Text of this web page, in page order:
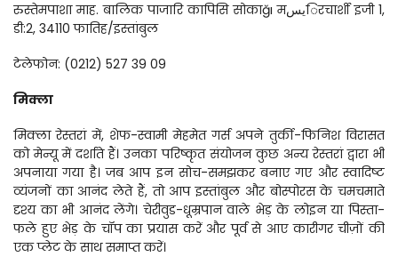
रुस्तेमपाशा माह. बालिक पाजारि कापिसि सोकाğı मيسिरचार्शी इजी 1,
डी:2, 34110 फातिह/इस्तांबुल
टेलेफोन: (0212) 527 39 09
मिक्ला
मिक्ला रेस्तरां में, शेफ-स्वामी मेहमेत गर्स अपने तुर्की-फिनिश विरासत
को मेन्यू में दर्शाते हैं। उनका परिष्कृत संयोजन कुछ अन्य रेस्तरां द्वारा भी
अपनाया गया है। जब आप इन सोच-समझकर बनाए गए और स्वादिष्ट
व्यंजनों का आनंद लेते हैं, तो आप इस्तांबुल और बोस्पोरस के चमचमाते
दृश्य का भी आनंद लेंगे। चेरीवुड-धूम्रपान वाले भेड़ के लोइन या पिस्ता-
फले हुए भेड़ के चॉप का प्रयास करें और पूर्व से आए कारीगर चीज़ों की
एक प्लेट के साथ समाप्त करें।